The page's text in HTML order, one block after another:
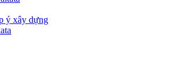
ý xây dựng